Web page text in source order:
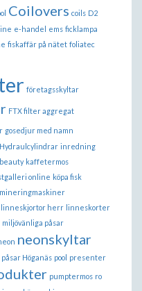
Coilovers coils D2
e-handel ems ficklampa
fiskaffär på nätet foliatec
företagsskyltar
FTX filter aggregat
gosedjur med namn
Hydraulcylindrar inredning
kaffetermos
online köpa fisk
linneskjortor herr linneskorter
miljövänliga påsar
neonskyltar
påsar Höganäs pool presenter
pumptermos ro